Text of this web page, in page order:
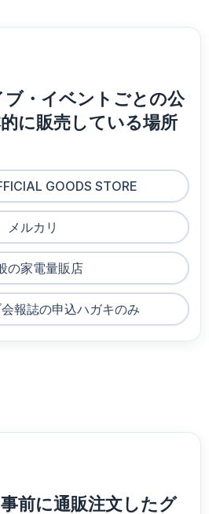
・イベントごとの公
に販売している場所
GOODS STORE
メルカリ
の家電量販店
報誌の申込ハガキのみ
前に通販注文したグ